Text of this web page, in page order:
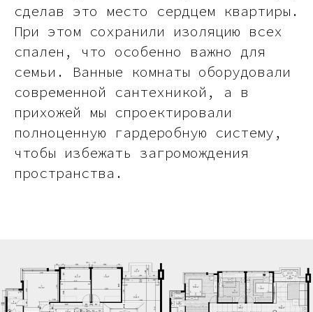
сделав это место сердцем квартиры.
При этом сохранили изоляцию всех
спален, что особенно важно для
семьи. Ванные комнаты оборудовали
современной сантехникой, а в
прихожей мы спроектировали
полноценную гардеробную систему,
чтобы избежать загромождения
пространства.